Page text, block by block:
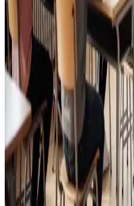
Skoleventilation
Frisk luft og bedre
i Vojens.